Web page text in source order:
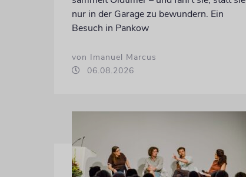
nur in der Garage zu bewundern. Ein
Besuch in Pankow
von Imanuel Marcus
06.08.2026